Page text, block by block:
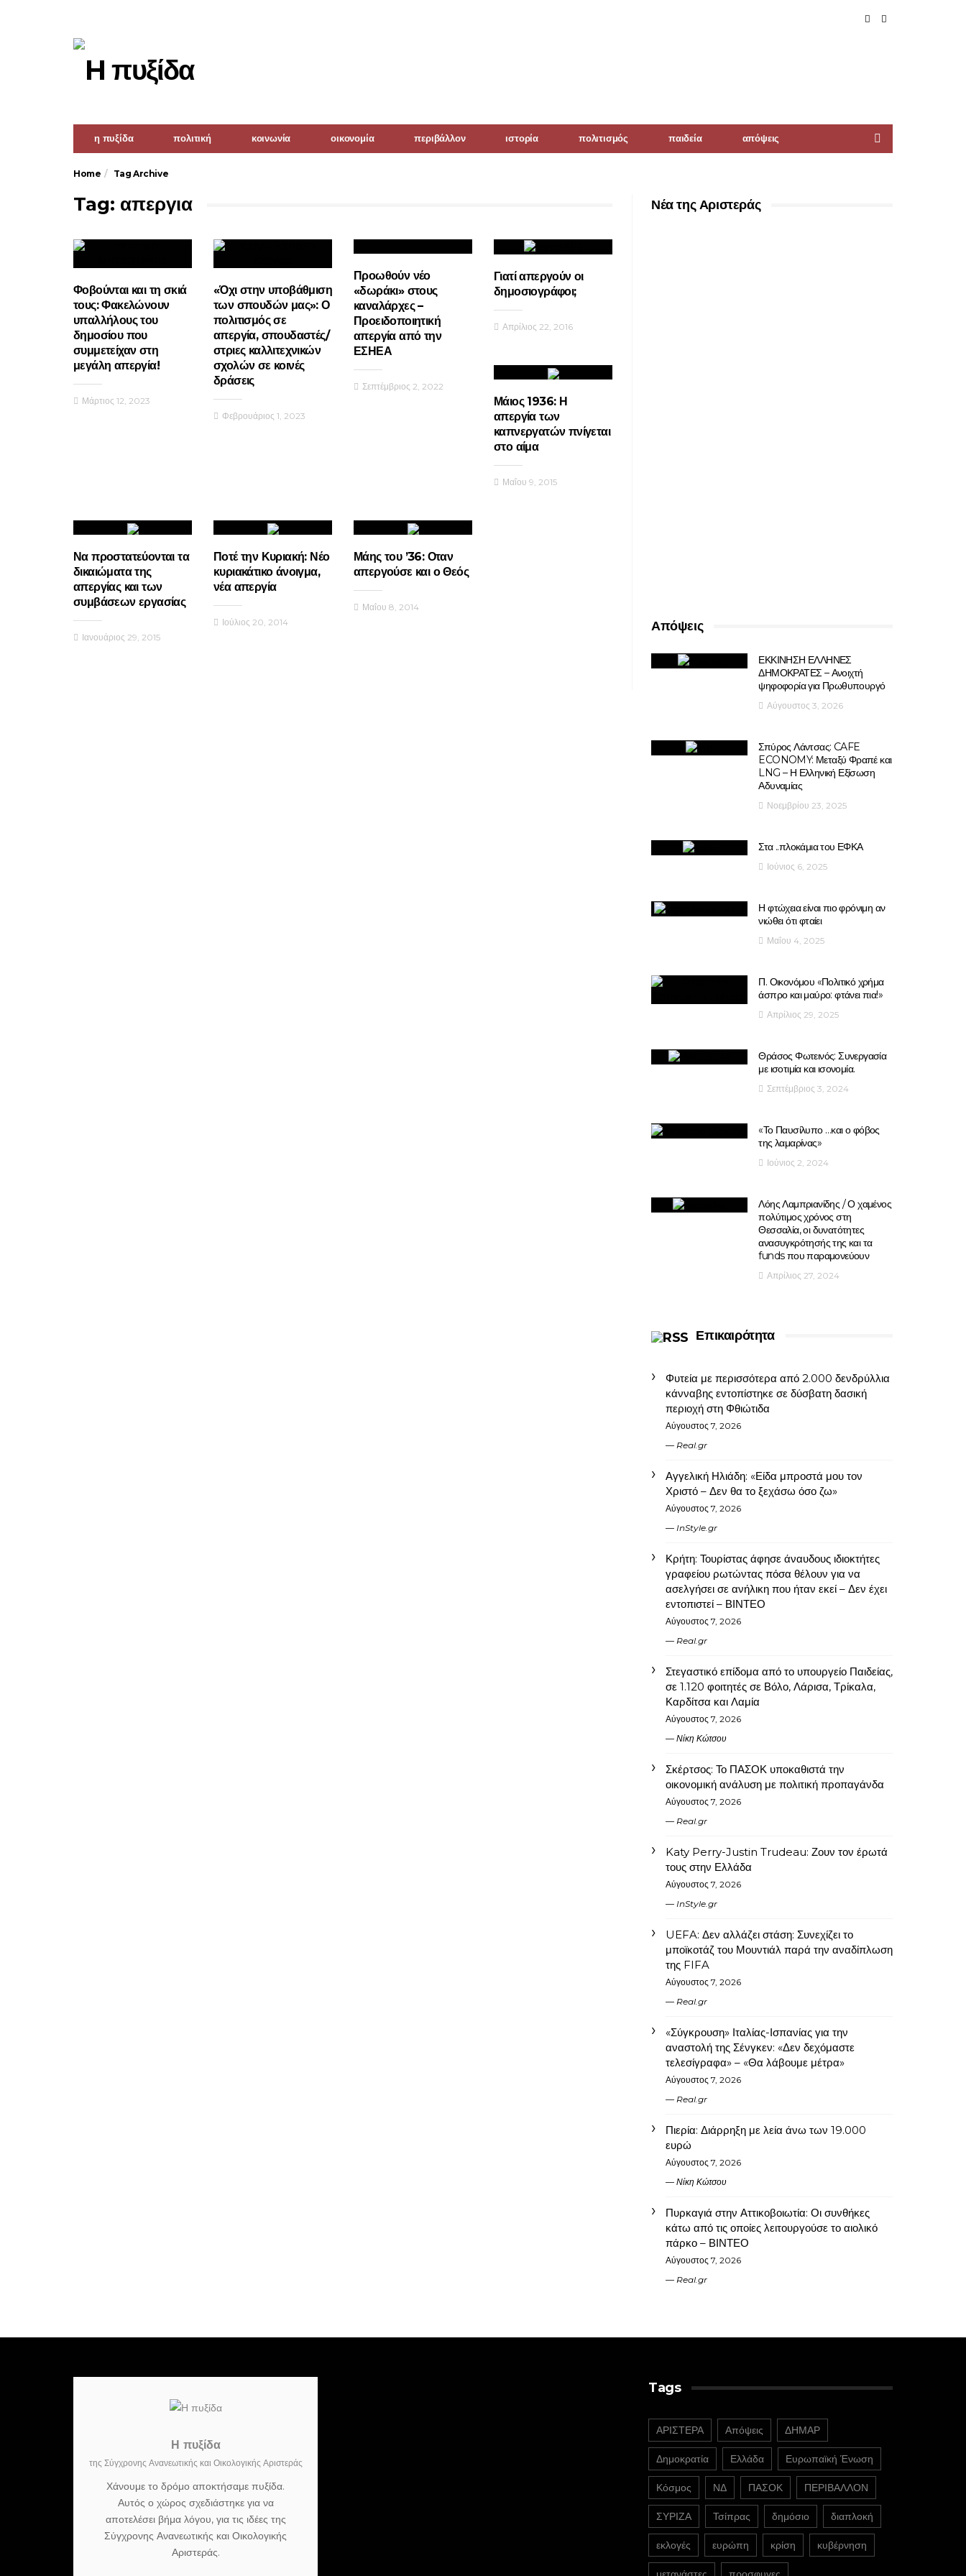
η πυξίδα πολιτική κοινωνία οικονομία περιβάλλον ιστορία πολιτισμός παιδεία απόψεις
Home Tag Archive
Tag: απεργια
Φοβούνται και τη σκιά
τους: Φακελώνουν
υπαλλήλους του
δημοσίου που
συμμετείχαν στη
μεγάλη απεργία!
Μάρτιος 12, 2023
«Όχι στην υποβάθμιση
των σπουδών μας»: Ο
πολιτισμός σε
απεργία, σπουδαστές/
στριες καλλιτεχνικών
σχολών σε κοινές
δράσεις
Φεβρουάριος 1, 2023
Προωθούν νέο
«δωράκι» στους
καναλάρχες –
Προειδοποιητική
απεργία από την
ΕΣΗΕΑ
Σεπτέμβριος 2, 2022
Γιατί απεργούν οι
δημοσιογράφοι;
Απρίλιος 22, 2016
Μάιος 1936: Η
απεργία των
καπνεργατών πνίγεται
στο αίμα
Μαΐου 9, 2015
Να προστατεύονται τα
δικαιώματα της
απεργίας και των
συμβάσεων εργασίας
Ιανουάριος 29, 2015
Ποτέ την Κυριακή: Νέο
κυριακάτικο άνοιγμα,
νέα απεργία
Ιούλιος 20, 2014
Μάης του ’36: Οταν
απεργούσε και ο Θεός
Μαΐου 8, 2014
Νέα της Αριστεράς
Απόψεις
ΕΚΚΙΝΗΣΗ ΕΛΛΗΝΕΣ
ΔΗΜΟΚΡΑΤΕΣ – Ανοιχτή
ψηφοφορία για Πρωθυπουργό
Αύγουστος 3, 2026
Σπύρος Λάντσας: CAFE
ECONOMY: Μεταξύ Φραπέ και
LNG – Η Ελληνική Εξίσωση
Αδυναμίας
Νοεμβρίου 23, 2025
Στα ..πλοκάμια του ΕΦΚΑ
Ιούνιος 6, 2025
Η φτώχεια είναι πιο φρόνιμη αν
νιώθει ότι φταίει
Μαΐου 4, 2025
Π. Οικονόμου «Πολιτικό χρήμα
άσπρο και μαύρο: φτάνει πια!»
Απρίλιος 29, 2025
Θράσος Φωτεινός: Συνεργασία
με ισοτιμία και ισονομία.
Σεπτέμβριος 3, 2024
«Το Παυσίλυπο …και ο φόβος
της λαμαρίνας»
Ιούνιος 2, 2024
Λόης Λαμπριανίδης / Ο χαμένος
πολύτιμος χρόνος στη
Θεσσαλία, οι δυνατότητες
ανασυγκρότησής της και τα
funds που παραμονεύουν
Απρίλιος 27, 2024
Επικαιρότητα
Φυτεία με περισσότερα από 2.000 δενδρύλλια
κάνναβης εντοπίστηκε σε δύσβατη δασική
περιοχή στη Φθιώτιδα
Αύγουστος 7, 2026
Real.gr
Αγγελική Ηλιάδη: «Είδα μπροστά μου τον
Χριστό – Δεν θα το ξεχάσω όσο ζω»
Αύγουστος 7, 2026
InStyle.gr
Κρήτη: Τουρίστας άφησε άναυδους ιδιοκτήτες
γραφείου ρωτώντας πόσα θέλουν για να
ασελγήσει σε ανήλικη που ήταν εκεί – Δεν έχει
εντοπιστεί – ΒΙΝΤΕΟ
Αύγουστος 7, 2026
Real.gr
Στεγαστικό επίδομα από το υπουργείο Παιδείας,
σε 1.120 φοιτητές σε Βόλο, Λάρισα, Τρίκαλα,
Καρδίτσα και Λαμία
Αύγουστος 7, 2026
Νίκη Κώτσου
Σκέρτσος: Το ΠΑΣΟΚ υποκαθιστά την
οικονομική ανάλυση με πολιτική προπαγάνδα
Αύγουστος 7, 2026
Real.gr
Katy Perry-Justin Trudeau: Ζουν τον έρωτά
τους στην Ελλάδα
Αύγουστος 7, 2026
InStyle.gr
UEFA: Δεν αλλάζει στάση: Συνεχίζει το
μποϊκοτάζ του Μουντιάλ παρά την αναδίπλωση
της FIFA
Αύγουστος 7, 2026
Real.gr
«Σύγκρουση» Ιταλίας-Ισπανίας για την
αναστολή της Σένγκεν: «Δεν δεχόμαστε
τελεσίγραφα» – «Θα λάβουμε μέτρα»
Αύγουστος 7, 2026
Real.gr
Πιερία: Διάρρηξη με λεία άνω των 19.000
ευρώ
Αύγουστος 7, 2026
Νίκη Κώτσου
Πυρκαγιά στην Αττικοβοιωτία: Οι συνθήκες
κάτω από τις οποίες λειτουργούσε το αιολικό
πάρκο – ΒΙΝΤΕΟ
Αύγουστος 7, 2026
Real.gr
Η πυξίδα
της Σύγχρονης Ανανεωτικής και Οικολογικής Αριστεράς
Χάνουμε το δρόμο αποκτήσαμε πυξίδα.
Αυτός ο χώρος σχεδιάστηκε για να
αποτελέσει βήμα λόγου, για τις ιδέες της
Σύγχρονης Ανανεωτικής και Οικολογικής
Αριστεράς.
Tags
ΑΡΙΣΤΕΡΑ Απόψεις ΔΗΜΑΡ
Δημοκρατία Ελλάδα Ευρωπαϊκή Ένωση
Κόσμος ΝΔ ΠΑΣΟΚ ΠΕΡΙΒΑΛΛΟΝ
ΣΥΡΙΖΑ Τσίπρας δημόσιο διαπλοκή
εκλογές ευρώπη κρίση κυβέρνηση